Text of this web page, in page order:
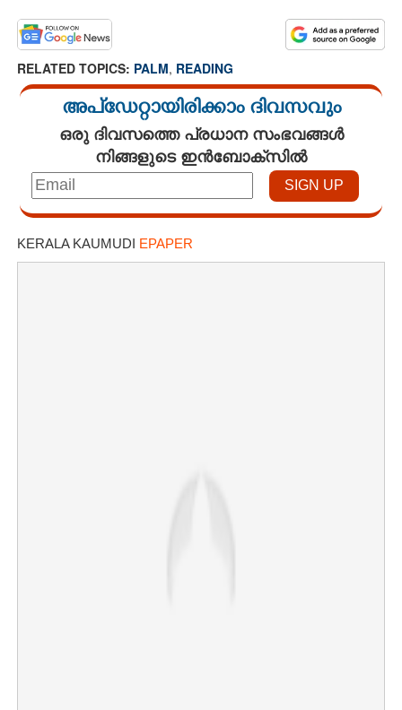
RELATED TOPICS: PALM, READING
അപ്ഡേറ്റായിരിക്കാം ദിവസവും
ഒരു ദിവസത്തെ പ്രധാന സംഭവങ്ങൾ
നിങ്ങളുടെ ഇൻബോക്സിൽ
KERALA KAUMUDI EPAPER